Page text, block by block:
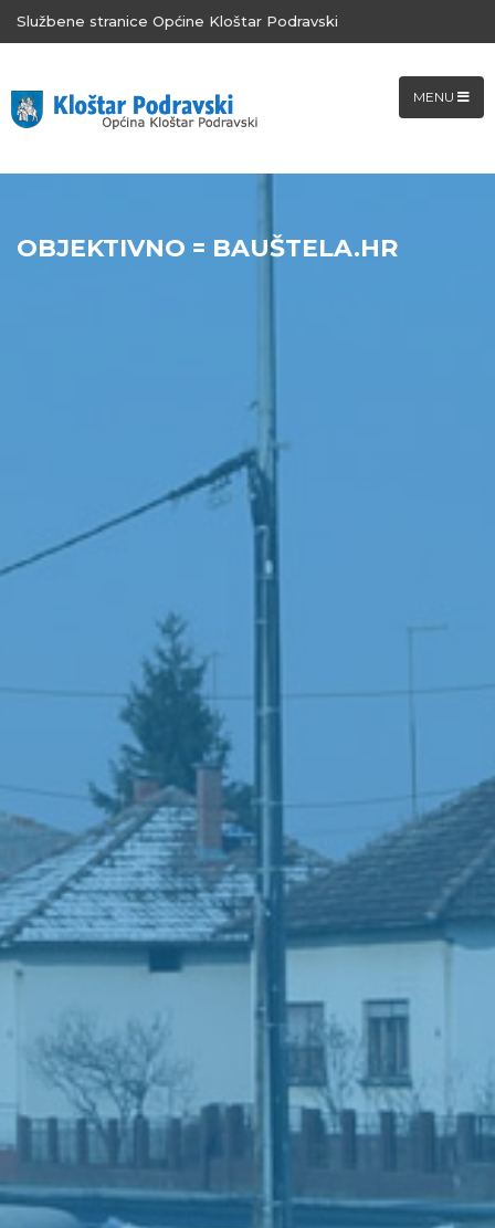
Službene stranice Općine Kloštar Podravski
MENU
OBJEKTIVNO = BAUŠTELA.HR